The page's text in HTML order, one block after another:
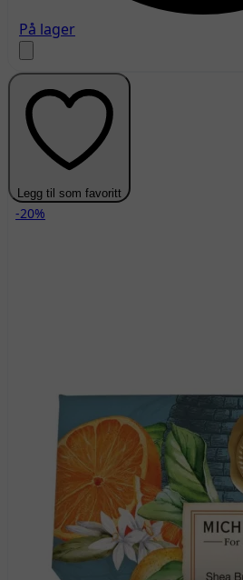
På lager
Legg til som favoritt
-20%